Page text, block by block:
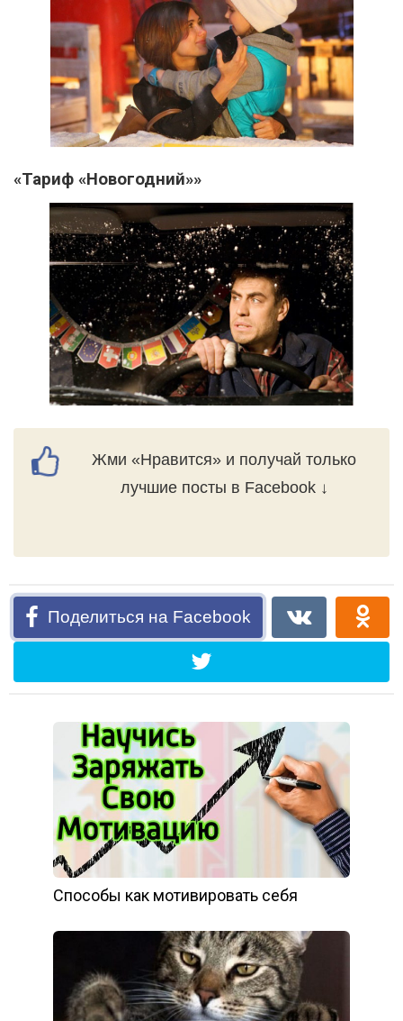
«Тариф «Новогодний»»
Жми «Нравится» и получай только
лучшие посты в Facebook ↓
Поделиться на Facebook
Способы как мотивировать себя